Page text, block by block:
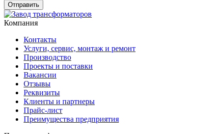
Компания
Контакты
Услуги, сервис, монтаж и ремонт
Производство
Проекты и поставки
Вакансии
Отзывы
Реквизиты
Клиенты и партнеры
Прайс-лист
Преимущества предприятия